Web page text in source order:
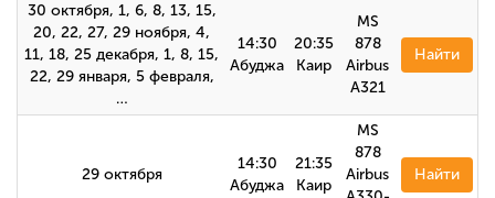
30 октября, 1, 6, 8, 13, 15,
20, 22, 27, 29 ноября, 4,
11, 18, 25 декабря, 1, 8, 15,
22, 29 января, 5 февраля,
…
14:30
Абуджа
20:35
Каир
MS
878
Airbus
А321
Найти
29 октября
14:30
Абуджа
21:35
Каир
MS
878
Airbus
Найти